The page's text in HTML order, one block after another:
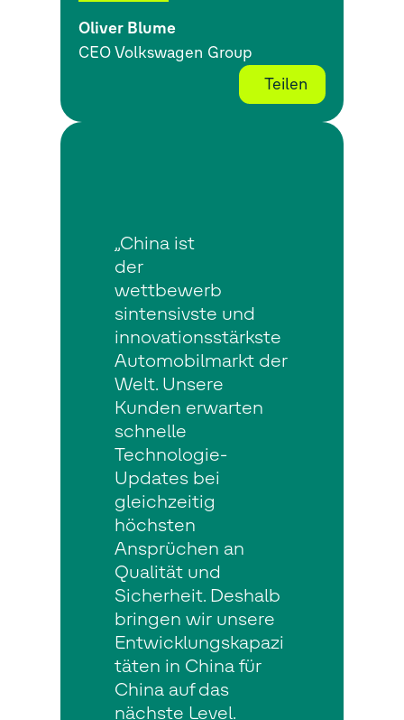
Oliver Blume
CEO Volkswagen Group
Teilen
„China ist
der
wettbewerb
sintensivste und
innovationsstärkste
Automobilmarkt der
Welt. Unsere
Kunden erwarten
schnelle
Technologie-
Updates bei
gleichzeitig
höchsten
Ansprüchen an
Qualität und
Sicherheit. Deshalb
bringen wir unsere
Entwicklungskapazi
täten in China für
China auf das
nächste Level.